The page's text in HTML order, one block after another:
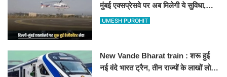
मुंबई एक्सप्रेसवे पर अब मिलेगी ये सुविधा,
हेलीकॉप्टर सर्विस से तुरंत घायल पहुंचेगा
UMESH PUROHIT
New Vande Bharat train : शरू हुई
नई वंदे भारत ट्रैन, तीन राज्यों के लाखों लोगों